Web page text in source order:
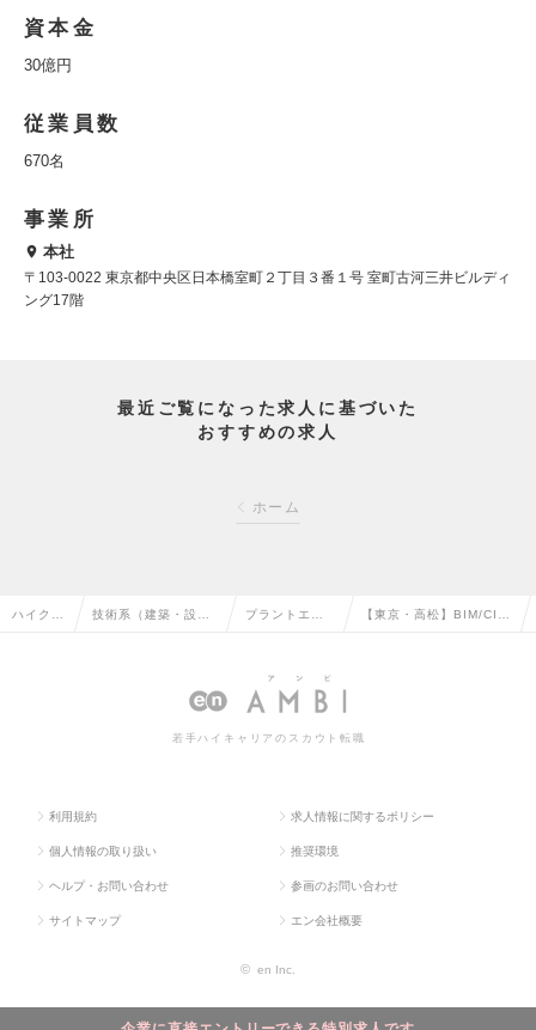
資本金
30億円
従業員数
670名
事業所
本社
〒103-0022 東京都中央区日本橋室町２丁目３番１号 室町古河三井ビルディ
ング17階
最近ご覧になった求人に基づいた
おすすめの求人
ホーム
ハイクラ 技術系（建築・設 プラントエン
の転職
【東京・高松】BIM/CIM
若手ハイキャリアのスカウト転職
利用規約 求人情報に関するポリシー
個人情報の取り扱い 推奨環境
ヘルプ・お問い合わせ 参画のお問い合わせ
サイトマップ エン会社概要
© en Inc.